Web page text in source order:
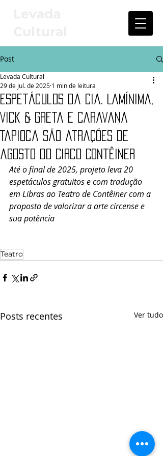
Post
Espetáculos da Cia. LaMínima,
Vick & Greta e Caravana
Tapioca são atrações de
agosto do Circo Contêiner
Levada Cultural
29 de jul. de 2025 1 min de leitura
Até o final de 2025, projeto leva 20
espetáculos gratuitos e com tradução
em Libras ao Teatro de Contêiner com a
proposta de valorizar a arte circense e
sua potência
Teatro
Posts recentes Ver tudo